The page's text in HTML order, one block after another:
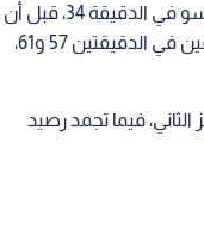
وحسم توتنهام الشوط الأول في صالحه بهدف للاعب الوسط الدولي الأرجنتيني لو سيلسو في الدقيقة 34، قبل أن
يضرب بقوة في الشوط الثاني حيث أضاف الدولي الكوري الجنوبي سون هيونغ-مين هدفين في الدقيقتين 57 و61،
فيما تجمد رصيد